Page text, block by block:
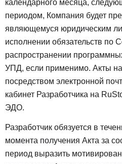
календарного месяца,
периодом, Компания будет
являющемуся юридическим
исполнении обязательств по
распространении
УПД, если применимо. Акты
посредством электронной
кабинет Разработчика на
ЭДО.
Разработчик обязуется в
момента получения Акта за
период выразить